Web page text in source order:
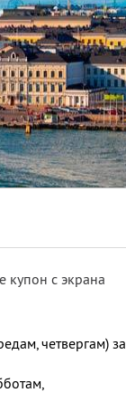
купон с экрана
четвергам) за